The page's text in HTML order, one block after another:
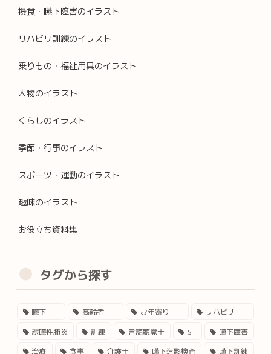
摂食・嚥下障害のイラスト
リハビリ訓練のイラスト
乗りもの・福祉用具のイラスト
人物のイラスト
くらしのイラスト
季節・行事のイラスト
スポーツ・運動のイラスト
趣味のイラスト
お役立ち資料集
タグから探す
嚥下 高齢者 お年寄り
リハビリ
誤嚥性肺炎
訓練 言語聴覚士 ST
嚥下障害
治療
食事 介護士 嚥下造影検査
嚥下訓練